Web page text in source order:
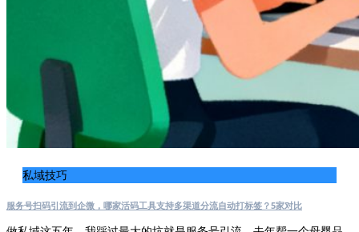
私域技巧
服务号扫码引流到企微，哪家活码工具支持多渠道分流自动打标签？5家对比